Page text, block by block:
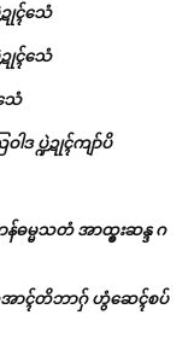
ၚ်သေံ
ၚ်သေံ
ေံ
ဒ ပ္ဍဲဍုၚ်ကျာ်ပိ
ဓမ္မသတံ အာထ္ၜးဆန္ဒ ဂ
အာၚ်တိဘာဂှ် ဟွံဆေၚ်စပ်